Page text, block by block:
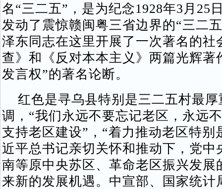
名“三二五”，是为纪念1928年3月25
发动了震惊赣闽粤三省边界的“三二
泽东同志在这里开展了一次著名的
查》和《反对本本主义》两篇光辉
发言权”的著名论断。
红色是寻乌县特别是三二五村最厚
调，“我们永远不要忘记老区，永远
支持老区建设”，“着力推动老区特
近平总书记亲切关怀和推动下，党
南等原中央苏区、革命老区振兴发
来新的发展机遇。中宣部、国家统